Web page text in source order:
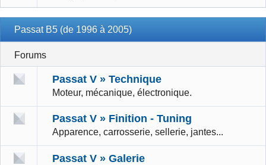
Passat B5 (de 1996 à 2005)
Forums
Passat V » Technique
Moteur, mécanique, électronique.
Passat V » Finition - Tuning
Apparence, carrosserie, sellerie, jantes...
Passat V » Galerie